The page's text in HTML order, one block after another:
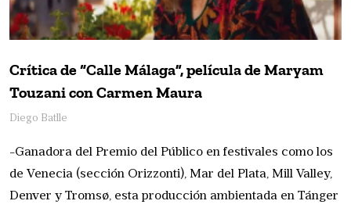
Crítica de “Calle Málaga”, película de Maryam
Touzani con Carmen Maura
Diego Batlle
-Ganadora del Premio del Público en festivales como los
de Venecia (sección Orizzonti), Mar del Plata, Mill Valley,
Denver y Tromsø, esta producción ambientada en Tánger